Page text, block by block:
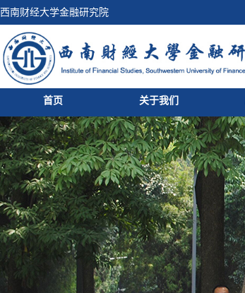
西南财经大学金融研究院
首页 关于我们